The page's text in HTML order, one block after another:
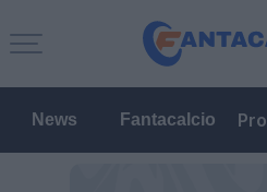
News Fantacalcio